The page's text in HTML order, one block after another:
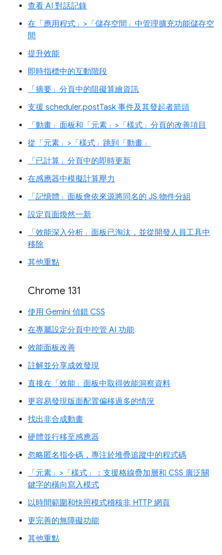
查看 AI 對話記錄
在「應用程式」>「儲存空間」中管理擴充功能儲存空
間
提升效能
即時指標中的互動階段
「摘要」分頁中的阻礙算繪資訊
支援 scheduler.postTask 事件及其發起者箭頭
「動畫」面板和「元素」>「樣式」分頁的改善項目
從「元素」>「樣式」跳到「動畫」
「已計算」分頁中的即時更新
在感應器中模擬計算壓力
「記憶體」面板會依來源將同名的 JS 物件分組
設定頁面煥然一新
「效能深入分析」面板已淘汰，並從開發人員工具中
移除
其他重點
Chrome 131
使用 Gemini 偵錯 CSS
在專屬設定分頁中控管 AI 功能
效能面板改善
註解並分享成效發現
直接在「效能」面板中取得效能洞察資料
更容易發現版面配置偏移過多的情況
找出非合成動畫
硬體並行移至感應器
忽略匿名指令碼，專注於堆疊追蹤中的程式碼
「元素」>「樣式」：支援格線疊加層和 CSS 廣泛關
鍵字的橫向寫入模式
以時間範圍和快照模式稽核非 HTTP 網頁
更完善的無障礙功能
其他重點